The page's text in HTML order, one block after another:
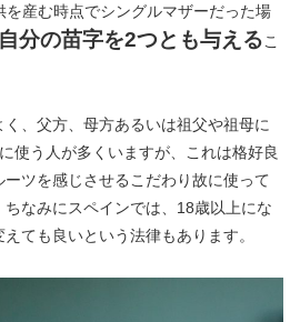
産む時点でシングルマザーだった場
自分の苗字を2つとも与えるこ
、父方、母方あるいは祖父や祖母に
使う人が多くいますが、これは格好良
ツを感じさせるこだわり故に使って
なみにスペインでは、18歳以上にな
ても良いという法律もあります。